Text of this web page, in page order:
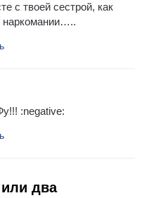
с твоей сестрой, как
наркомании…..
:negative:
два